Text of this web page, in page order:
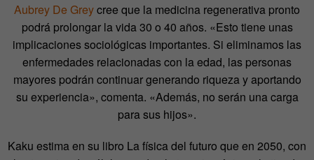
Aubrey De Greycree que la medicina regenerativa pronto
podrá prolongar la vida 30 o 40 años. «Esto tiene unas
implicaciones sociológicas importantes. Si eliminamos las
enfermedades relacionadas con la edad, las personas
mayores podrán continuar generando riqueza y aportando
su experiencia», comenta. «Además, no serán una carga
para sus hijos».
Kaku estima en su libro La física del futuro que en 2050, con